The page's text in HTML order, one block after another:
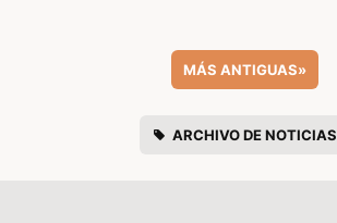
MÁS ANTIGUAS»
ARCHIVO DE NOTICIAS